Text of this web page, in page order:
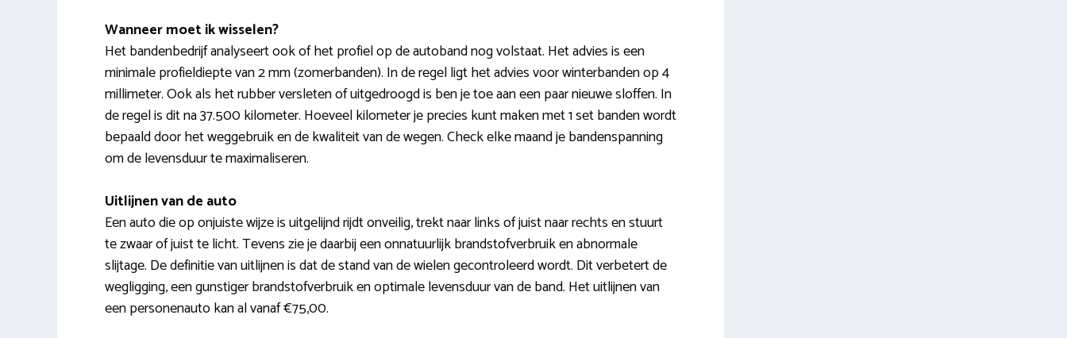
Wanneer moet ik wisselen?
Het bandenbedrijf analyseert ook of het profiel op de autoband nog volstaat. Het advies is een
minimale profieldiepte van 2 mm (zomerbanden). In de regel ligt het advies voor winterbanden op 4
millimeter. Ook als het rubber versleten of uitgedroogd is ben je toe aan een paar nieuwe sloffen. In
de regel is dit na 37.500 kilometer. Hoeveel kilometer je precies kunt maken met 1 set banden wordt
bepaald door het weggebruik en de kwaliteit van de wegen. Check elke maand je bandenspanning
om de levensduur te maximaliseren.
Uitlijnen van de auto
Een auto die op onjuiste wijze is uitgelijnd rijdt onveilig, trekt naar links of juist naar rechts en stuurt
te zwaar of juist te licht. Tevens zie je daarbij een onnatuurlijk brandstofverbruik en abnormale
slijtage. De definitie van uitlijnen is dat de stand van de wielen gecontroleerd wordt. Dit verbetert de
wegligging, een gunstiger brandstofverbruik en optimale levensduur van de band. Het uitlijnen van
een personenauto kan al vanaf €75,00.